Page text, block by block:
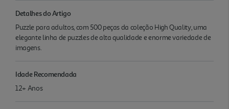
Detalhes do Artigo
Puzzle para adultos, com 500 peças da coleção High Quality, uma
elegante linha de puzzles de alta qualidade e enorme variedade de
imagens.
Idade Recomendada
12+ Anos